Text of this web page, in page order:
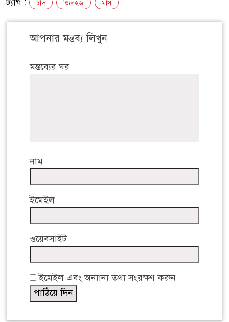
চাদ জিলহজ মাস
আপনার মন্তব্য লিখুন
মন্তব্যের ঘর
নাম
ইমেইল
ওয়েবসাইট
ইমেইল এবং অন্যান্য তথ্য সংরক্ষণ করুন